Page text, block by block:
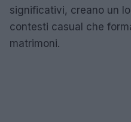
significativi, creano un
contesti casual che
matrimoni.